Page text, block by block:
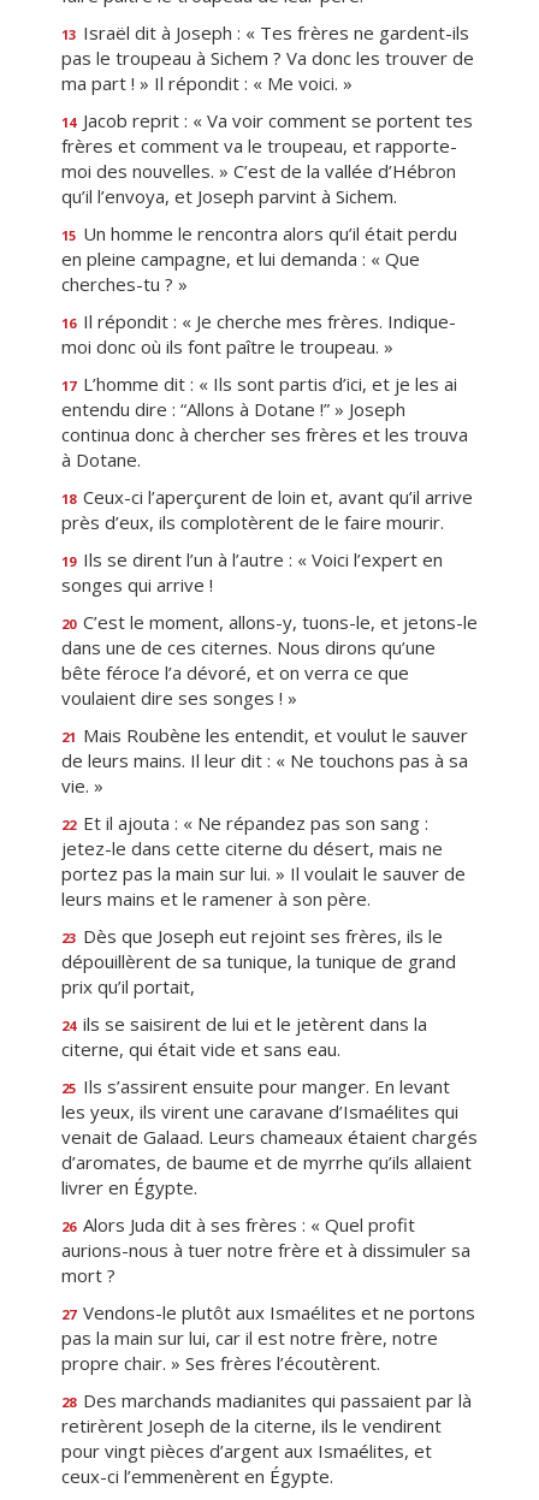
13 Israël dit à Joseph : « Tes frères ne gardent-ils
pas le troupeau à Sichem ? Va donc les trouver de
ma part ! » Il répondit : « Me voici. »
14 Jacob reprit : « Va voir comment se portent tes
frères et comment va le troupeau, et rapporte-
moi des nouvelles. » C’est de la vallée d’Hébron
qu’il l’envoya, et Joseph parvint à Sichem.
15 Un homme le rencontra alors qu’il était perdu
en pleine campagne, et lui demanda : « Que
cherches-tu ? »
16 Il répondit : « Je cherche mes frères. Indique-
moi donc où ils font paître le troupeau. »
17 L’homme dit : « Ils sont partis d’ici, et je les ai
entendu dire : “Allons à Dotane !” » Joseph
continua donc à chercher ses frères et les trouva
à Dotane.
18 Ceux-ci l’aperçurent de loin et, avant qu’il arrive
près d’eux, ils complotèrent de le faire mourir.
19 Ils se dirent l’un à l’autre : « Voici l’expert en
songes qui arrive !
20 C’est le moment, allons-y, tuons-le, et jetons-le
dans une de ces citernes. Nous dirons qu’une
bête féroce l’a dévoré, et on verra ce que
voulaient dire ses songes ! »
21 Mais Roubène les entendit, et voulut le sauver
de leurs mains. Il leur dit : « Ne touchons pas à sa
vie. »
22 Et il ajouta : « Ne répandez pas son sang :
jetez-le dans cette citerne du désert, mais ne
portez pas la main sur lui. » Il voulait le sauver de
leurs mains et le ramener à son père.
23 Dès que Joseph eut rejoint ses frères, ils le
dépouillèrent de sa tunique, la tunique de grand
prix qu’il portait,
24 ils se saisirent de lui et le jetèrent dans la
citerne, qui était vide et sans eau.
25 Ils s’assirent ensuite pour manger. En levant
les yeux, ils virent une caravane d’Ismaélites qui
venait de Galaad. Leurs chameaux étaient chargés
d’aromates, de baume et de myrrhe qu’ils allaient
livrer en Égypte.
26 Alors Juda dit à ses frères : « Quel profit
aurions-nous à tuer notre frère et à dissimuler sa
mort ?
27 Vendons-le plutôt aux Ismaélites et ne portons
pas la main sur lui, car il est notre frère, notre
propre chair. » Ses frères l’écoutèrent.
28 Des marchands madianites qui passaient par là
retirèrent Joseph de la citerne, ils le vendirent
pour vingt pièces d’argent aux Ismaélites, et
ceux-ci l’emmenèrent en Égypte.